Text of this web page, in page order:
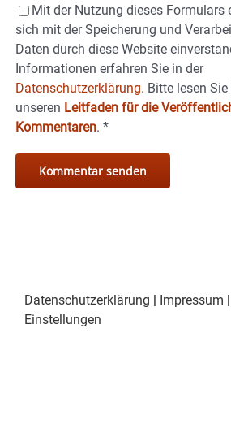
Mit der Nutzung dieses Formulars
sich mit der Speicherung und
Daten durch diese Website
Informationen erfahren Sie in der
Datenschutzerklärung. Bitte lesen
unseren Leitfaden für die
Kommentaren. *
Datenschutzerklärung | Impressum |
Einstellungen